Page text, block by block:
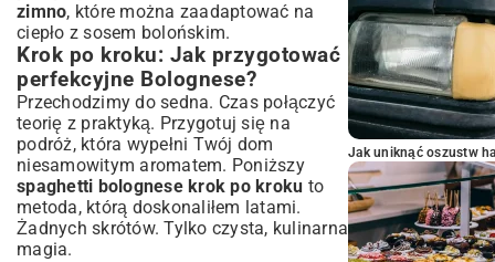
zimno, które można zaadaptować na
ciepło z sosem bolońskim.
Krok po kroku: Jak przygotować
perfekcyjne Bolognese?
Przechodzimy do sedna. Czas połączyć
teorię z praktyką. Przygotuj się na
podróż, która wypełni Twój dom
niesamowitym aromatem. Poniższy
spaghetti bolognese krok po kroku to
metoda, którą doskonaliłem latami.
Żadnych skrótów. Tylko czysta, kulinarna
magia.
Jak uniknąć oszustw